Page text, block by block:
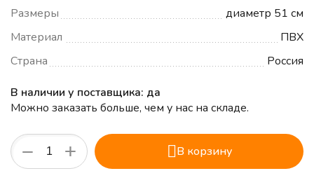
Размеры
диаметр 51 см
Материал
ПВХ
Страна
Россия
В наличии у поставщика: да
Можно заказать больше, чем у нас на складе.
+
− В корзину